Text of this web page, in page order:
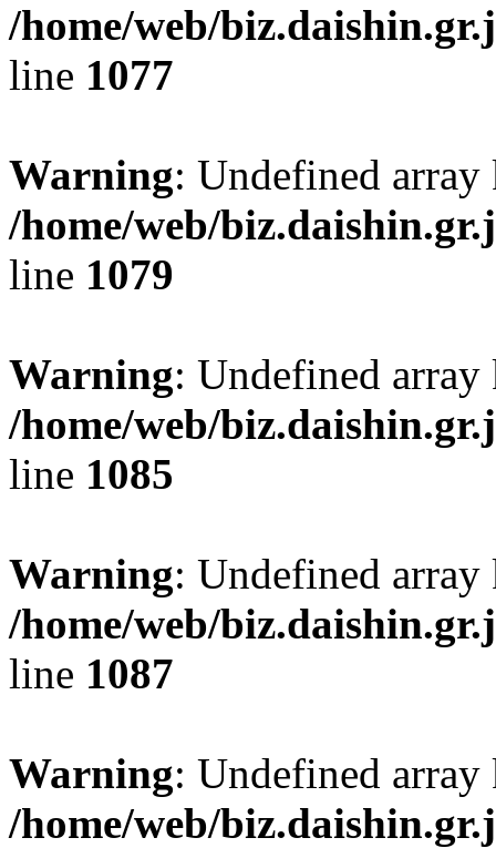
/home/web/
line 1077
Warning: Undefined
/home/web/
line 1079
Warning: Undefined
/home/web/
line 1085
Warning: Undefined
/home/web/
line 1087
Warning: Undefined
/home/web/